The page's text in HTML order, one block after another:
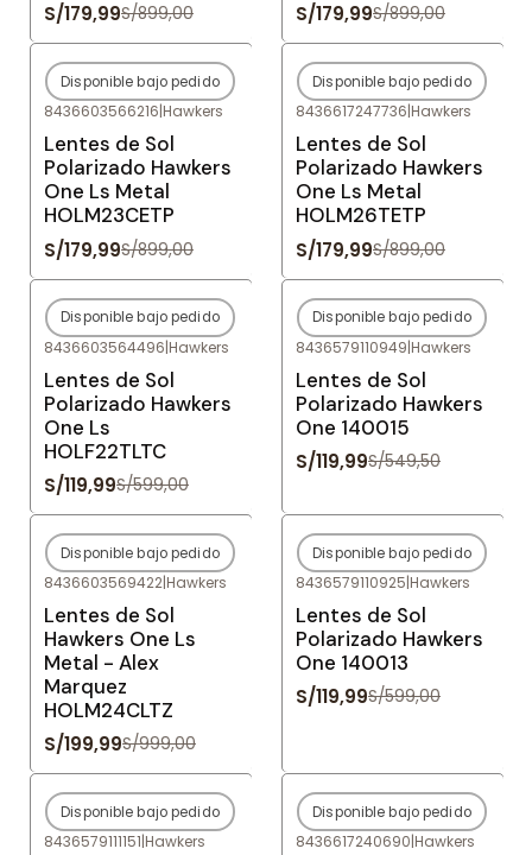
S/179,99S/899,00 S/179,99S/899,00
-80%OFF
Agotado
Disponible bajo pedido
8436603566216|Hawkers
Lentes de Sol
Polarizado Hawkers
One Ls Metal
HOLM23CETP
S/179,99S/899,00
-80%OFF
Agotado
Disponible bajo pedido
8436617247736|Hawkers
Lentes de Sol
Polarizado Hawkers
One Ls Metal
HOLM26TETP
S/179,99S/899,00
-80%OFF
Agotado
Disponible bajo pedido
8436603564496|Hawkers
Lentes de Sol
Polarizado Hawkers
One Ls
HOLF22TLTC
S/119,99S/599,00
-78%OFF
Agotado
Disponible bajo pedido
8436579110949|Hawkers
Lentes de Sol
Polarizado Hawkers
One 140015
S/119,99S/549,50
-80%OFF
Agotado
Disponible bajo pedido
8436603569422|Hawkers
Lentes de Sol
Hawkers One Ls
Metal - Alex
Marquez
HOLM24CLTZ
S/199,99S/999,00
-80%OFF
Agotado
Disponible bajo pedido
8436579110925|Hawkers
Lentes de Sol
Polarizado Hawkers
One 140013
S/119,99S/599,00
-80%OFF
Agotado
Disponible bajo pedido
8436579111151|Hawkers
-80%OFF
Agotado
Disponible bajo pedido
8436617240690|Hawkers